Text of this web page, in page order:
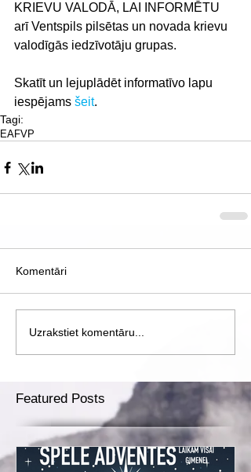
KRIEVU VALODĀ, LAI INFORMĒTU
arī Ventspils pilsētas un novada krievu
valodīgās iedzīvotāju grupas.
Skatīt un lejuplādēt informatīvo lapu
iespējams šeit.
Tagi:
EAFVP
Komentāri
Uzrakstiet komentāru...
Featured Posts